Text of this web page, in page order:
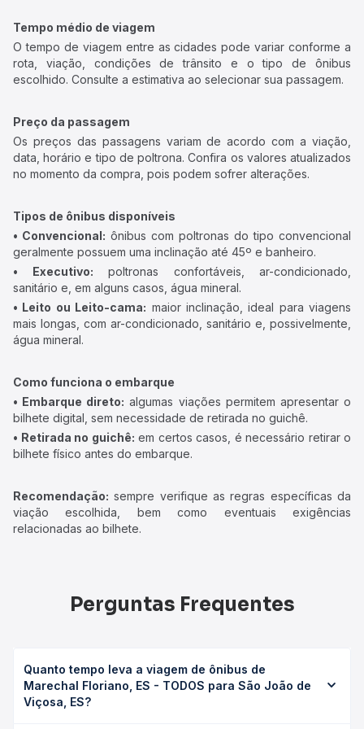
Tempo médio de viagem
O tempo de viagem entre as cidades pode variar conforme a
rota, viação, condições de trânsito e o tipo de ônibus
escolhido. Consulte a estimativa ao selecionar sua passagem.
Preço da passagem
Os preços das passagens variam de acordo com a viação,
data, horário e tipo de poltrona. Confira os valores atualizados
no momento da compra, pois podem sofrer alterações.
Tipos de ônibus disponíveis
• Convencional: ônibus com poltronas do tipo convencional
geralmente possuem uma inclinação até 45º e banheiro.
• Executivo: poltronas confortáveis, ar-condicionado,
sanitário e, em alguns casos, água mineral.
• Leito ou Leito-cama: maior inclinação, ideal para viagens
mais longas, com ar-condicionado, sanitário e, possivelmente,
água mineral.
Como funciona o embarque
• Embarque direto: algumas viações permitem apresentar o
bilhete digital, sem necessidade de retirada no guichê.
• Retirada no guichê: em certos casos, é necessário retirar o
bilhete físico antes do embarque.
Recomendação: sempre verifique as regras específicas da
viação escolhida, bem como eventuais exigências
relacionadas ao bilhete.
Perguntas Frequentes
Quanto tempo leva a viagem de ônibus de
Marechal Floriano, ES - TODOS para São João de
Viçosa, ES?